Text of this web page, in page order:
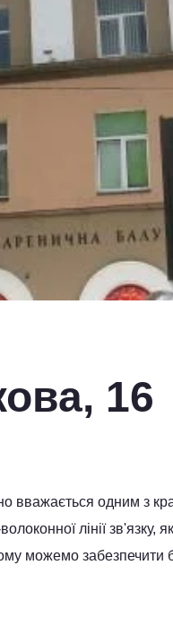
16
вважається одним з
лінії
можемо забезпечити